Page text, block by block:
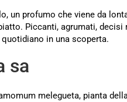
un profumo che viene da
Piccanti, agrumati, decisi
in una scoperta.
sa
melegueta, pianta